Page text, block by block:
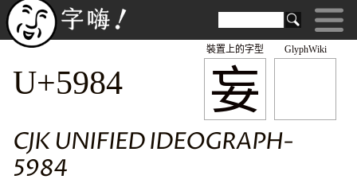
GlyphWiki
妄
裝置上的字型
U+5984
CJK UNIFIED IDEOGRAPH-
5984